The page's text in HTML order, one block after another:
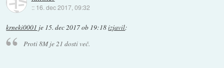
:: 16. dec 2017, 09:32
krneki0001 je 15. dec 2017 ob 19:18izjavil:
Proti 8M je 21 dosti več.